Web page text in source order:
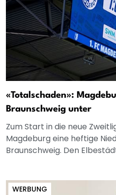
«Totalschaden»:
Braunschweig unter
Zum Start in die neue
Magdeburg eine heftige
Braunschweig. Den
WERBUNG